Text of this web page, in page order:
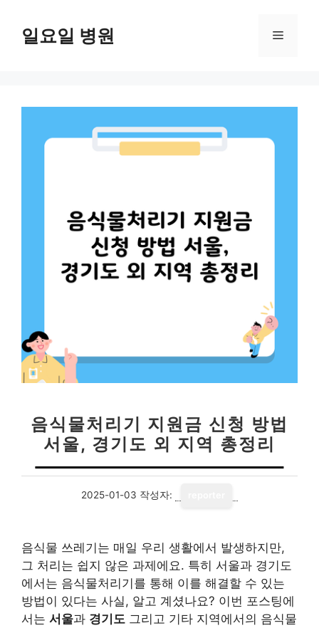
일요일 병원 메
음식물처리기 지원금 신청 방법
서울, 경기도 외 지역 총정리
2025-01-03 작성자:
음식물 쓰레기는 매일 우리 생활에서 발생하지만,
그 처리는 쉽지 않은 과제에요. 특히 서울과 경기도
에서는 음식물처리기를 통해 이를 해결할 수 있는
방법이 있다는 사실, 알고 계셨나요? 이번 포스팅에
서는 서울과 경기도 그리고 기타 지역에서의 음식물